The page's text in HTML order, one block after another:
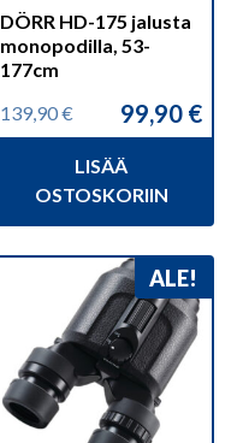
DÖRR HD-175 jalusta
monopodilla, 53-
177cm
139,90€
Alkuperäinen
139,90 €.
99,90 €
Nykyinen
99,90 €.
LISÄÄ
OSTOSKORIIN
ALE!